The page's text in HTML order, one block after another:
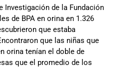
Investigación de la Fundación
de BPA en orina en 1.326
que estaba
que las niñas que
orina tenían el doble de
que el promedio de los